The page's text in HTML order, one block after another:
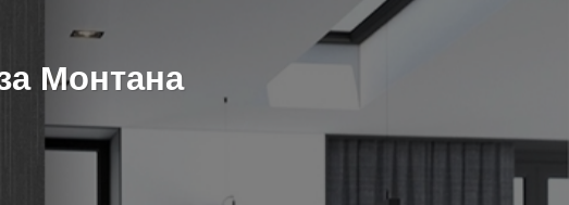
Монтана